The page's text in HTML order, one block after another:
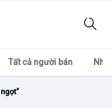
Tất cả người bán